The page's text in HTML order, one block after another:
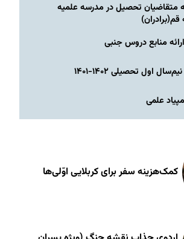
متقاضیان تحصیل در مدرسه علمیه
منابع دروس جنبی
اول تحصیلی ۱۴۰۲-۱۴۰۱
علمی
کمک‌هزینه سفر برای کربلایی اوّلی‌ها